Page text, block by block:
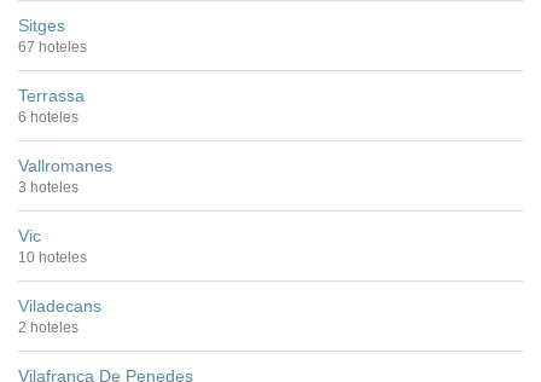
Sitges
67 hoteles
Terrassa
6 hoteles
Vallromanes
3 hoteles
Vic
10 hoteles
Viladecans
2 hoteles
Vilafranca De Penedes